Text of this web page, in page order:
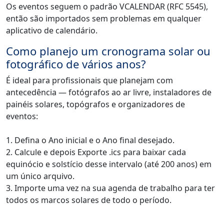
Os eventos seguem o padrão VCALENDAR (RFC 5545),
então são importados sem problemas em qualquer
aplicativo de calendário.
Como planejo um cronograma solar ou
fotográfico de vários anos?
É ideal para profissionais que planejam com
antecedência — fotógrafos ao ar livre, instaladores de
painéis solares, topógrafos e organizadores de
eventos:
1. Defina o Ano inicial e o Ano final desejado.
2. Calcule e depois Exporte .ics para baixar cada
equinócio e solstício desse intervalo (até 200 anos) em
um único arquivo.
3. Importe uma vez na sua agenda de trabalho para ter
todos os marcos solares de todo o período.